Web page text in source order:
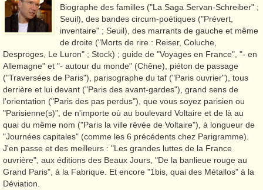
Biographe des familles ("La Saga Servan-Schreiber" ;
Seuil), des bandes circum-poétiques ("Prévert,
inventaire" ; Seuil), des marrants de gauche et même
de droite ("Morts de rire : Reiser, Coluche,
Desproges, Le Luron" ; Stock) ; guide de "Voyages en France", "- en
Allemagne" et "- autour du monde" (Chêne), piéton de passage
("Traversées de Paris"), parisographe du taf ("Paris ouvrier"), tous
derrière et lui devant ("Paris des avant-gardes"), grand sens de
l'orientation ("Paris des pas perdus"), que vous soyez parisien ou
"Parisienne(s)", de n'importe où au boulevard Voltaire et de là au
quai du même nom ("Paris la ville rêvée de Voltaire"), à longueur de
"Journées capitales" (comme les 6 précédents chez Parigramme).
J'en passe et des meilleurs : "Les grandes luttes de la France
ouvrière", aux éditions des Beaux Jours, "De la banlieue rouge au
Grand Paris", à la Fabrique. Et encore "1bis, quai des Métallos" à la
Déviation.